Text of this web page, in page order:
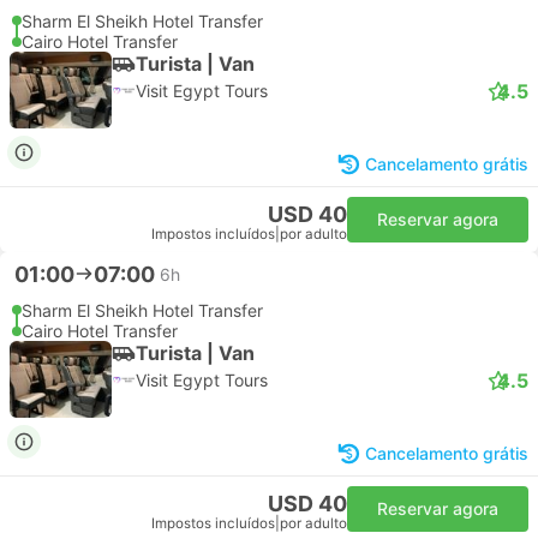
Sharm El Sheikh Hotel Transfer
Cairo Hotel Transfer
Turista | Van
Visit Egypt Tours 4.5
Cancelamento grátis
USD 40
Impostos incluídos por adulto
Reservar agora
01:00 07:00 6h
Sharm El Sheikh Hotel Transfer
Cairo Hotel Transfer
Turista | Van
Visit Egypt Tours 4.5
Cancelamento grátis
USD 40
Impostos incluídos por adulto
Reservar agora